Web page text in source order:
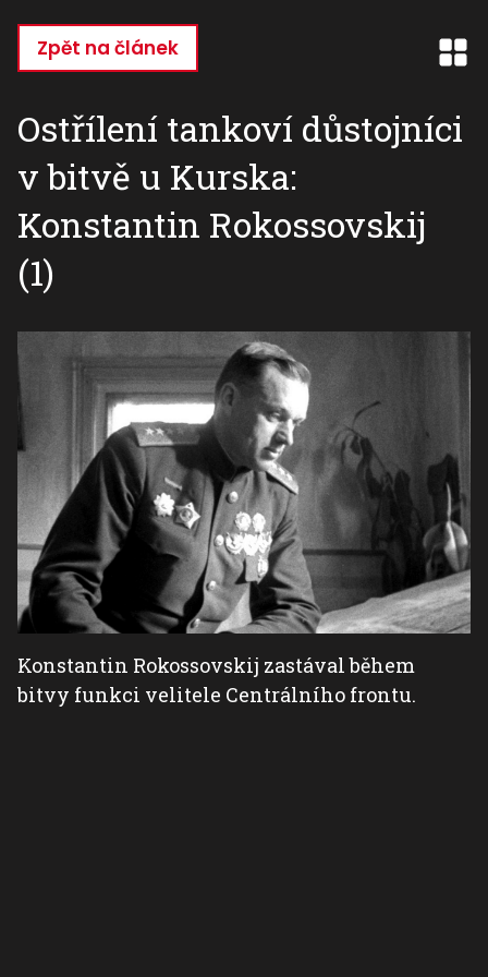
hlavnímu
Zpět na článek
Ostřílení tankoví důstojníci
v bitvě u Kurska:
Konstantin Rokossovskij
(1)
Konstantin Rokossovskij zastával během
bitvy funkci velitele Centrálního frontu.